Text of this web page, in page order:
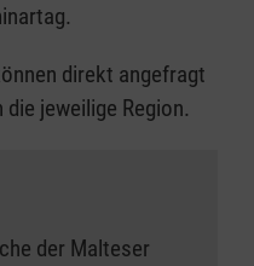
direkt angefragt
jeweilige Region.
der Malteser